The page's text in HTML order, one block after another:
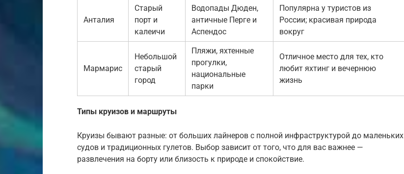
Анталия
Старый
порт и
калеичи
Водопады Дюден,
античные Перге и
Аспендос
Популярна у туристов из
России; красивая природа
вокруг
Мармарис
Небольшой
старый
город
Пляжи, яхтенные
прогулки,
национальные
парки
Отличное место для тех, кто
любит яхтинг и вечернюю
жизнь
Типы круизов и маршруты
Круизы бывают разные: от больших лайнеров с полной инфраструктурой до маленьких
судов и традиционных гулетов. Выбор зависит от того, что для вас важнее —
развлечения на борту или близость к природе и спокойствие.